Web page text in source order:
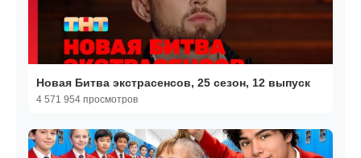
Новая Битва экстрасенсов, 25 сезон, 12 выпуск
4 571 954 просмотров